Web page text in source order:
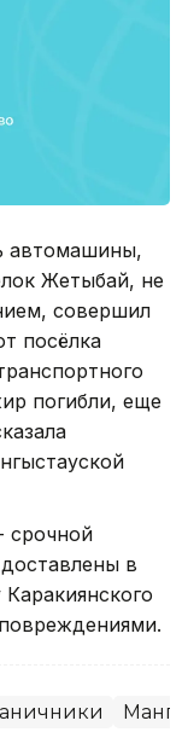
автомашины,
Жетыбай, не
совершил
посёлка
погибли, еще
срочной
в